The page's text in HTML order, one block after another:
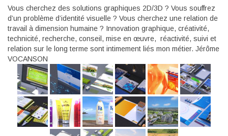
Vous cherchez des solutions graphiques 2D/3D ? Vous souffrez
d’un problème d’identité visuelle ? Vous cherchez une relation de
travail à dimension humaine ? Innovation graphique, créativité,
technicité, recherche, conseil, mise en œuvre, réactivité, suivi et
relation sur le long terme sont intimement liés mon métier. Jérôme
VOCANSON